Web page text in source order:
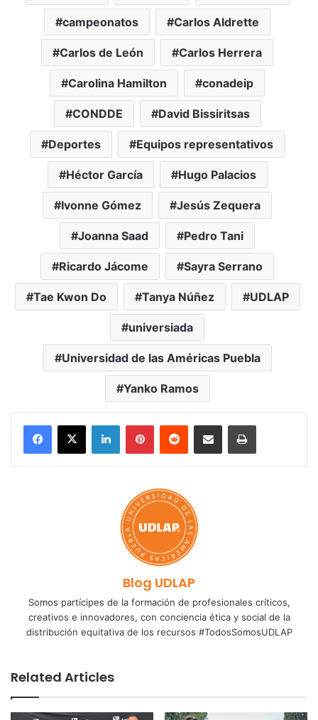
campeonatos Carlos Aldrette
Carlos de León Carlos Herrera
Carolina Hamilton conadeip
CONDDE David Bissiritsas
Deportes Equipos representativos
Héctor García Hugo Palacios
Ivonne Gómez Jesús Zequera
Joanna Saad Pedro Tani
Ricardo Jácome Sayra Serrano
Tae Kwon Do Tanya Núñez UDLAP
universiada
Universidad de las Américas Puebla
Yanko Ramos
LinkedInPinterestReddit Share via Email Print
Blog UDLAP
Somos partícipes de la formación de profesionales críticos,
creativos e innovadores, con conciencia ética y social de la
distribución equitativa de los recursos #TodosSomosUDLAP
Related Articles